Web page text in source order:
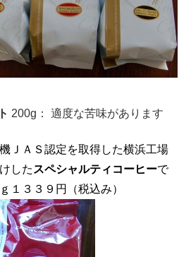
200g： 適度な苦味があります
ＪＡＳ認定を取得した横浜工場
した スペシャルティコーヒーで
９円（税込み）